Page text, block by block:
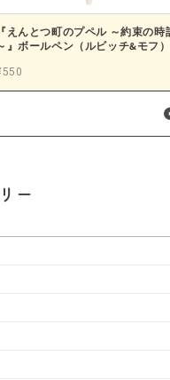
『えんとつ町のプペル ～約束の時
』ボールペン（ルビッチ&モフ）
ー